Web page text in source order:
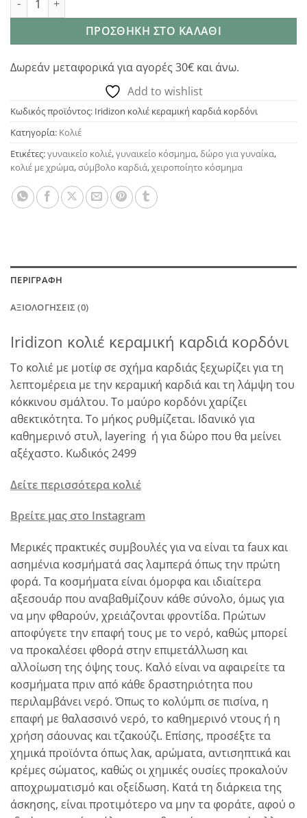
ΠΡΟΣΘΉΚΗ ΣΤΟ ΚΑΛΆΘΙ
Δωρεάν μεταφορικά για αγορές 30€ και άνω.
Add to wishlist
Κωδικός προϊόντος: Iridizon κολιέ κεραμική καρδιά κορδόνι
Κατηγορία: Κολιέ
Ετικέτες:γυναικείο κολιέ,γυναικείο κόσμημα,δώρο για γυναίκα,
κολιέ με χρώμα,σύμβολο καρδιά,χειροποίητο κόσμημα
ΠΕΡΙΓΡΑΦΉ
ΑΞΙΟΛΟΓΉΣΕΙΣ (0)
Iridizon κολιέ κεραμική καρδιά κορδόνι
Το κολιέ με μοτίφ σε σχήμα καρδιάς ξεχωρίζει για τη
λεπτομέρεια με την κεραμική καρδιά και τη λάμψη του
κόκκινου σμάλτου. Το μαύρο κορδόνι χαρίζει
αθεκτικότητα. Το μήκος ρυθμίζεται. Ιδανικό για
καθημερινό στυλ, layering ή για δώρο που θα μείνει
αξέχαστο. Κωδικός 2499
Δείτε περισσότερα κολιέ
Βρείτε μας στο Instagram
Μερικές πρακτικές συμβουλές για να είναι τα faux και
ασημένια κοσμήματά σας λαμπερά όπως την πρώτη
φορά. Τα κοσμήματα είναι όμορφα και ιδιαίτερα
αξεσουάρ που αναβαθμίζουν κάθε σύνολο, όμως για
να μην φθαρούν, χρειάζονται φροντίδα. Πρώτων
αποφύγετε την επαφή τους με το νερό, καθώς μπορεί
να προκαλέσει φθορά στην επιμετάλλωση και
αλλοίωση της όψης τους. Καλό είναι να αφαιρείτε τα
κοσμήματα πριν από κάθε δραστηριότητα που
περιλαμβάνει νερό. Όπως το κολύμπι σε πισίνα, η
επαφή με θαλασσινό νερό, το καθημερινό ντους ή η
χρήση σάουνας και τζακούζι. Επίσης, προσέξτε τα
χημικά προϊόντα όπως λακ, αρώματα, αντισηπτικά και
κρέμες σώματος, καθώς οι χημικές ουσίες προκαλούν
αποχρωματισμό και οξείδωση. Κατά τη διάρκεια της
άσκησης, είναι προτιμότερο να μην τα φοράτε, αφού ο